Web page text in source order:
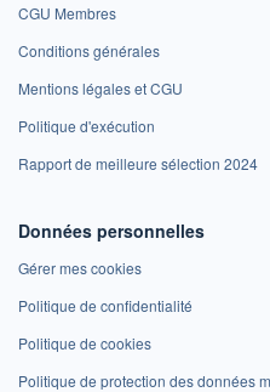
CGU Membres
Conditions générales
Mentions légales et CGU
Politique d'exécution
Rapport de meilleure sélection 2024
Données personnelles
Gérer mes cookies
Politique de confidentialité
Politique de cookies
Politique de protection des données